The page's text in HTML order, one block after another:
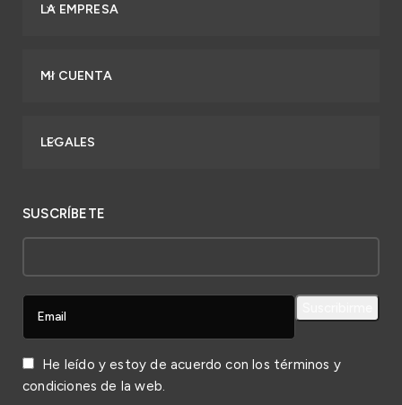
LA EMPRESA
MI CUENTA
LEGALES
SUSCRÍBETE
He leído y estoy de acuerdo con los términos y
condiciones de la web.